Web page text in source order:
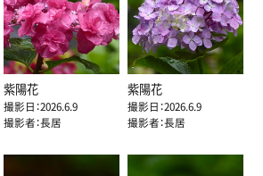
紫陽花
撮影日：2026.6.9
撮影者：長居
紫陽花
撮影日：2026.6.9
撮影者：長居